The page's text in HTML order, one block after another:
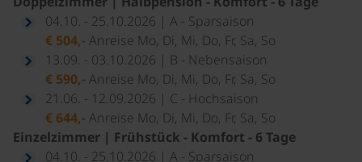
04.10. - 25.10.2026 | A - Sparsaison
€ 504,-Anreise Mo, Di, Mi, Do, Fr, Sa, So
13.09. - 03.10.2026 | B - Nebensaison
€ 590,-Anreise Mo, Di, Mi, Do, Fr, Sa, So
21.06. - 12.09.2026 | C - Hochsaison
€ 644,-Anreise Mo, Di, Mi, Do, Fr, Sa, So
Einzelzimmer | Frühstück - Komfort - 6 Tage
04.10. - 25.10.2026 | A - Sparsaison